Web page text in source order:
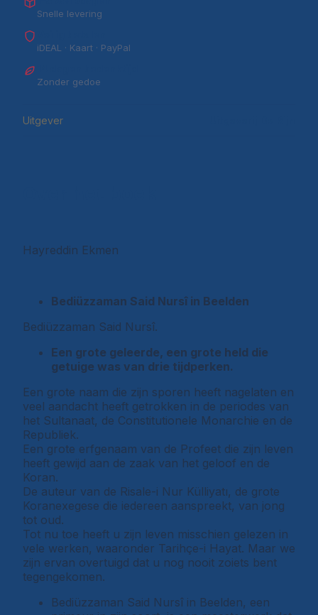
Snelle levering
iDEAL · Kaart · PayPal
Zonder gedoe
Uitgever
Hayreddin Ekmen
Bediüzzaman Said Nursî in Beelden
Bediüzzaman Said Nursî.
Een grote geleerde, een grote held die
getuige was van drie tijdperken.
Een grote naam die zijn sporen heeft nagelaten en
veel aandacht heeft getrokken in de periodes van
het Sultanaat, de Constitutionele Monarchie en de
Republiek.
Een grote erfgenaam van de Profeet die zijn leven
heeft gewijd aan de zaak van het geloof en de
Koran.
De auteur van de Risale-i Nur Külliyatı, de grote
Koranexegese die iedereen aanspreekt, van jong
tot oud.
Tot nu toe heeft u zijn leven misschien gelezen in
vele werken, waaronder Tarihçe-i Hayat. Maar we
zijn ervan overtuigd dat u nog nooit zoiets bent
tegengekomen.
Bediüzzaman Said Nursî in Beelden, een